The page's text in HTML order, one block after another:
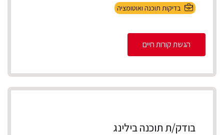
בדיקות תוכנה ואוטומציה
הגשת קורות חיים
בודק/ת תוכנה בילינג